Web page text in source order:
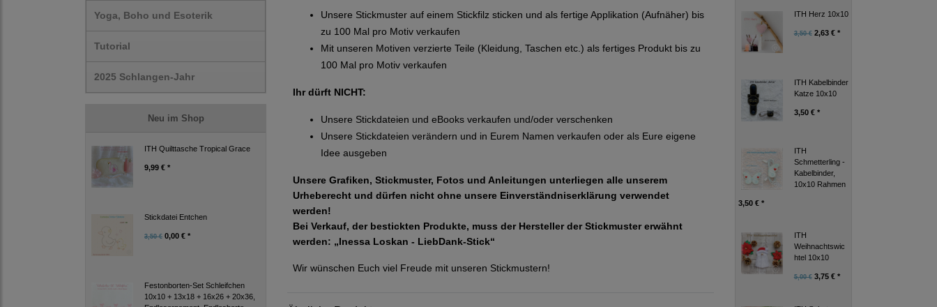
Yoga, Boho und Esoterik
Tutorial
2025 Schlangen-Jahr
Neu im Shop
ITH Quilttasche Tropical Grace
9,99 € *
Stickdatei Entchen
3,50 € 0,00 € *
Festonborten-Set Schleifchen
10x10 + 13x18 + 16x26 + 20x36,
Unsere Stickmuster auf einem Stickfilz sticken und als fertige Applikation (Aufnäher) bis
zu 100 Mal pro Motiv verkaufen
Mit unseren Motiven verzierte Teile (Kleidung, Taschen etc.) als fertiges Produkt bis zu
100 Mal pro Motiv verkaufen
Ihr dürft NICHT:
Unsere Stickdateien und eBooks verkaufen und/oder verschenken
Unsere Stickdateien verändern und in Eurem Namen verkaufen oder als Eure eigene
Idee ausgeben
Unsere Grafiken, Stickmuster, Fotos und Anleitungen unterliegen alle unserem
Urheberecht und dürfen nicht ohne unsere Einverständniserklärung verwendet
werden!
Bei Verkauf, der bestickten Produkte, muss der Hersteller der Stickmuster erwähnt
werden: „Inessa Loskan - LiebDank-Stick“
Wir wünschen Euch viel Freude mit unseren Stickmustern!
ITH Herz 10x10
3,50 €2,63 € *
ITH Kabelbinder
Katze 10x10
3,50 € *
ITH
Schmetterling -
Kabelbinder,
10x10 Rahmen
3,50 € *
ITH
Weihnachtswic
htel 10x10
5,00 €3,75 € *